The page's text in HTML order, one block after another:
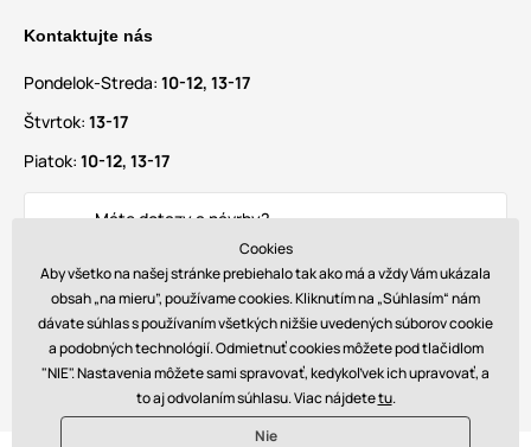
Kontaktujte nás
Pondelok-Streda: 10-12, 13-17
Štvrtok: 13-17
Piatok: 10-12, 13-17
Máte dotazy a návrhy?
info@glamadise.sk
Nájdete nás tiež na
Cookies
Aby všetko na našej stránke prebiehalo tak ako má a vždy Vám ukázala
obsah „na mieru”, používame cookies. Kliknutím na „Súhlasím“ nám
dávate súhlas s používaním všetkých nižšie uvedených súborov cookie
a podobných technológií. Odmietnuť cookies môžete pod tlačidlom
"NIE". Nastavenia môžete sami spravovať, kedykoľvek ich upravovať, a
to aj odvolaním súhlasu. Viac nájdetetu.
Nie